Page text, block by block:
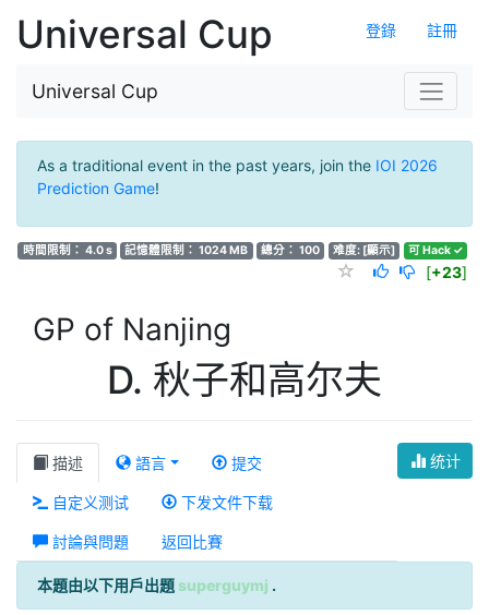
登錄 註冊
Universal Cup
Universal Cup
As a traditional event in the past years, join the IOI 2026
Prediction Game!
時間限制： 4.0 s 記憶體限制： 1024 MB 總分： 100 难度: [顯示] 可 Hack ✓
[+23]
GP of Nanjing
D. 秋子和高尔夫
统计
描述 語言 提交
自定义测试 下发文件下载
討論與問題 返回比賽
本題由以下用戶出題 superguymj .